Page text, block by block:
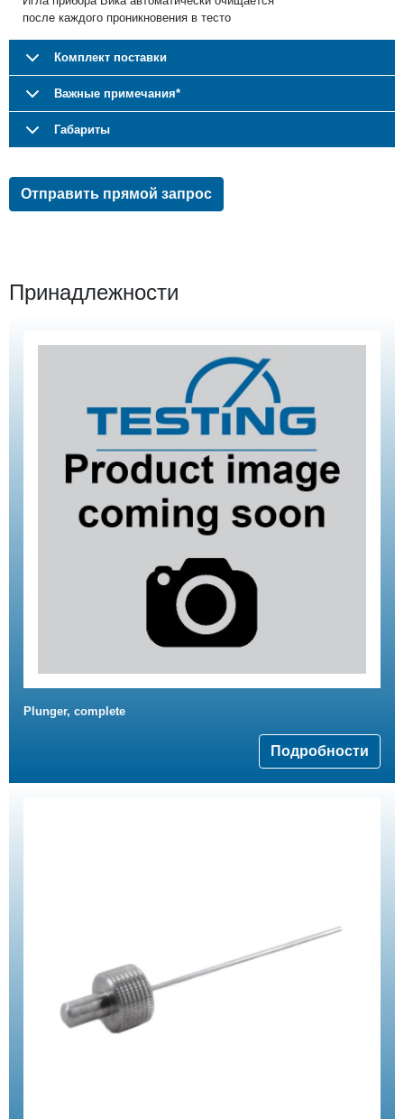
после каждого проникновения в тесто
Комплект поставки
Важные примечания*
Габариты
Отправить прямой запрос
Принадлежности
Plunger, complete
Подробности